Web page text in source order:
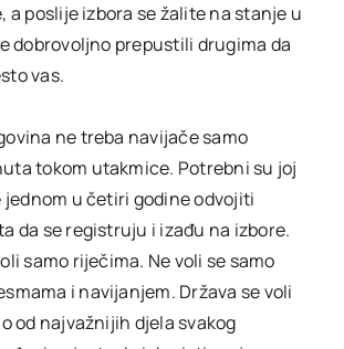
a poslije izbora se žalite na stanje u
dobrovoljno prepustili drugima da
vas.
ne treba navijače samo
tokom utakmice. Potrebni su joj
jednom u četiri godine odvojiti
da se registruju i izađu na izbore.
samo riječima. Ne voli se samo
i navijanjem. Država se voli
od najvažnijih djela svakog